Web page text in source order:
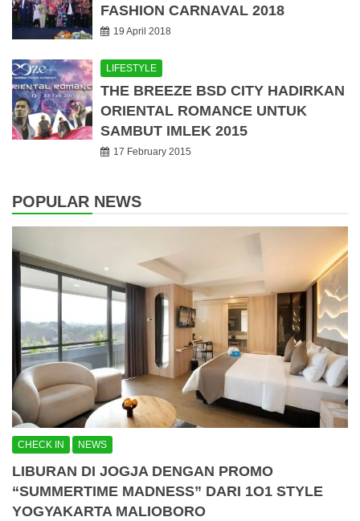
FASHION CARNAVAL 2018
19 April 2018
LIFESTYLE
THE BREEZE BSD CITY HADIRKAN
ORIENTAL ROMANCE UNTUK
SAMBUT IMLEK 2015
17 February 2015
POPULAR NEWS
CHECK IN NEWS
LIBURAN DI JOGJA DENGAN PROMO
“SUMMERTIME MADNESS” DARI 1O1 STYLE
YOGYAKARTA MALIOBORO